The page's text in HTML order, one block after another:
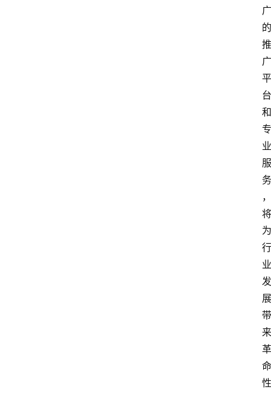
广
的
推
广
平
台
和
专
业
服
务
，
将
为
行
业
发
展
带
来
革
命
性